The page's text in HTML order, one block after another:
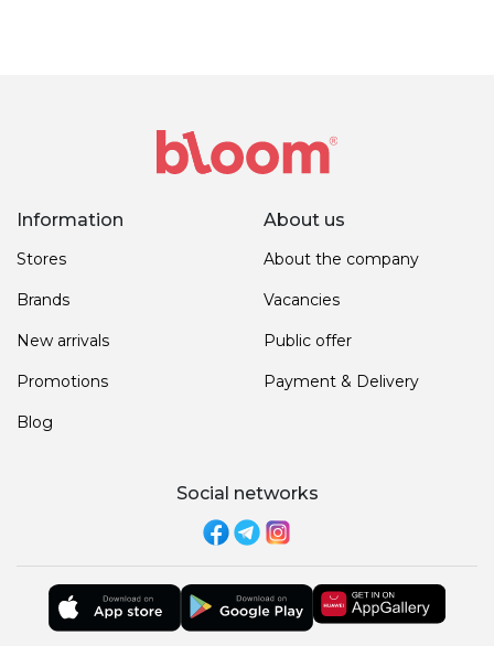
Information
Stores
Brands
New arrivals
Promotions
Blog
About us
About the company
Vacancies
Public offer
Payment & Delivery
Social networks